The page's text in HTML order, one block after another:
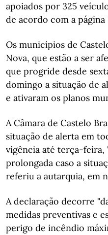
apoiados por 325
de acordo com a
Os municípios de
Nova, que estão a ser
que progride desde
domingo a situação de
e ativaram os planos
A Câmara de Castelo
situação de alerta em
vigência até terça-feira,
prolongada caso a
referiu a autarquia, em
A declaração decorre
medidas preventivas e
perigo de incêndio